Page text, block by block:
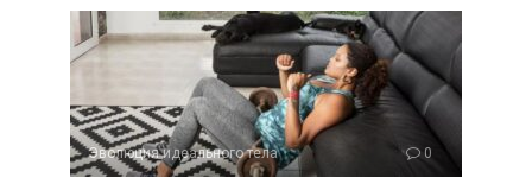
Эволюция идеального тела 0